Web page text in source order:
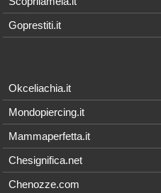
Goprestiti.it
Okceliachia.it
Mondopiercing.it
Mammaperfetta.it
Chesignifica.net
Chenozze.com